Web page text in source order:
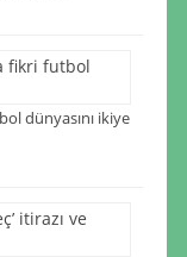
dünyasını ikiye